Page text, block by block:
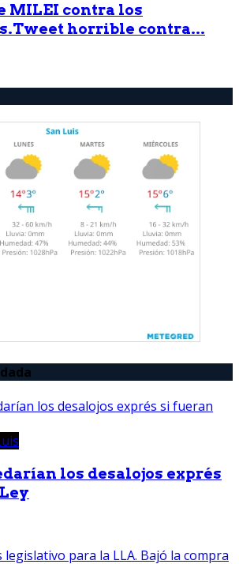
MILEI contra los
horrible contra...
los desalojos exprés